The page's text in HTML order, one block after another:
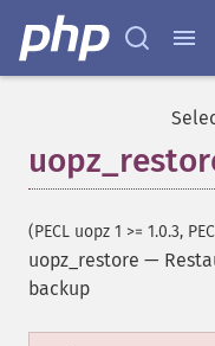
(PECL uopz 1 >= 1.0.3,
uopz_restore —
backup